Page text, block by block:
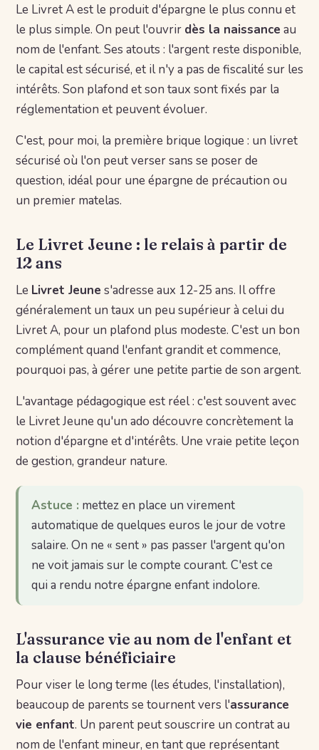
Le Livret A est le produit d'épargne le plus connu et
le plus simple. On peut l'ouvrir dès la naissance au
nom de l'enfant. Ses atouts : l'argent reste disponible,
le capital est sécurisé, et il n'y a pas de fiscalité sur les
intérêts. Son plafond et son taux sont fixés par la
réglementation et peuvent évoluer.
C'est, pour moi, la première brique logique : un livret
sécurisé où l'on peut verser sans se poser de
question, idéal pour une épargne de précaution ou
un premier matelas.
Le Livret Jeune : le relais à partir de
12 ans
Le Livret Jeune s'adresse aux 12-25 ans. Il offre
généralement un taux un peu supérieur à celui du
Livret A, pour un plafond plus modeste. C'est un bon
complément quand l'enfant grandit et commence,
pourquoi pas, à gérer une petite partie de son argent.
L'avantage pédagogique est réel : c'est souvent avec
le Livret Jeune qu'un ado découvre concrètement la
notion d'épargne et d'intérêts. Une vraie petite leçon
de gestion, grandeur nature.
Astuce : mettez en place un virement
automatique de quelques euros le jour de votre
salaire. On ne « sent » pas passer l'argent qu'on
ne voit jamais sur le compte courant. C'est ce
qui a rendu notre épargne enfant indolore.
L'assurance vie au nom de l'enfant et
la clause bénéficiaire
Pour viser le long terme (les études, l'installation),
beaucoup de parents se tournent vers l'assurance
vie enfant. Un parent peut souscrire un contrat au
nom de l'enfant mineur, en tant que représentant